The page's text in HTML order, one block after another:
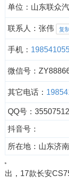
单位：山东联众
联系人：张伟 复
手机：
微信号：
其它电话：
QQ号：
抖音号：
所在地：山东济
出，17款长安